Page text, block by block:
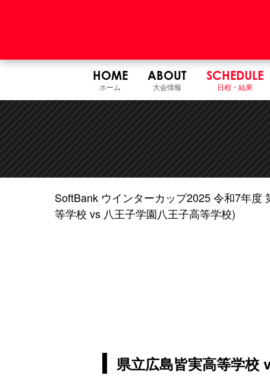
HOME
ホーム
ABOUT
大会情報
SCHEDULE
日程・結果
SoftBank ウインターカップ2025 令和7年
等学校 vs 八王子学園八王子高等学校)
県立広島皆実高等学校